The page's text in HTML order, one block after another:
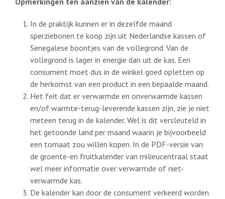
In de praktijk kunnen er in dezelfde maand
sperziebonen te koop zijn uit Nederlandse kassen of
Senegalese boontjes van de vollegrond. Van de
vollegrond is lager in energie dan uit de kas. Een
consument moet dus in de winkel goed opletten op
de herkomst van een product in een bepaalde maand.
Het feit dat er verwarmde en onverwarmde kassen
en/of warmte-terug-leverende kassen zijn, zie je niet
meteen terug in de kalender. Wel is dit versleuteld in
het getoonde land per maand waarin je bijvoorbeeld
een tomaat zou willen kopen. In de PDF-versie van
de groente-en fruitkalender van milieucentraal staat
wel meer informatie over verwarmde of niet-
verwarmde kas.
De kalender kan door de consument verkeerd worden